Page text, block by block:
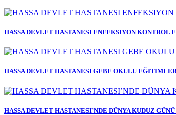
HASSA DEVLET HASTANESI ENFEKSIYON KONTROL
HASSA DEVLET HASTANESI GEBE OKULU
HASSA DEVLET HASTANESI’NDE DÜNYA KUDUZ